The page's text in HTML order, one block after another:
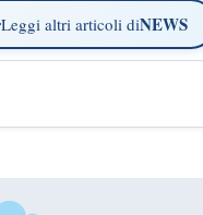
Leggi altri articoli diNEWS